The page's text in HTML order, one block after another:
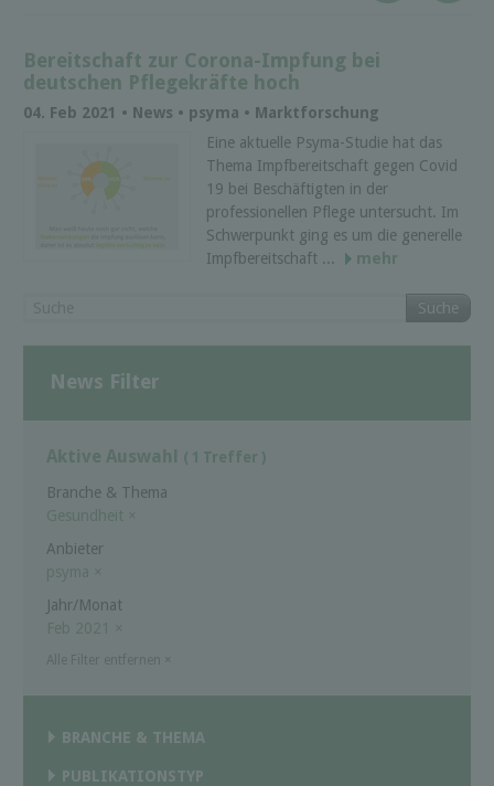
Bereitschaft zur Corona-Impfung bei
deutschen Pflegekräfte hoch
04. Feb 2021 • News • psyma • Marktforschung
Eine aktuelle Psyma-Studie hat das
Thema Impfbereitschaft gegen Covid
19 bei Beschäftigten in der
professionellen Pflege untersucht. Im
Schwerpunkt ging es um die generelle
Impfbereitschaft ...
mehr
Suche
News Filter
Aktive Auswahl ( 1 Treffer )
Branche & Thema
Gesundheit ×
Anbieter
psyma ×
Jahr/Monat
Feb 2021
×
BRANCHE & THEMA
PUBLIKATIONSTYP